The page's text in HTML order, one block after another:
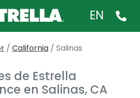
EN
/ California / Salinas
de Estrella
en Salinas, CA